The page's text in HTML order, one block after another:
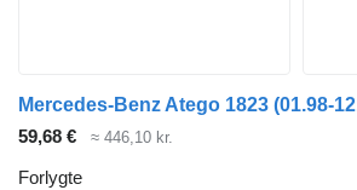
59,68 € ≈ 446,10 kr.
Forlygte